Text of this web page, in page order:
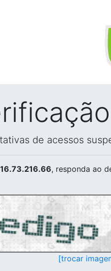
de acessos
, responda ao
[trocar